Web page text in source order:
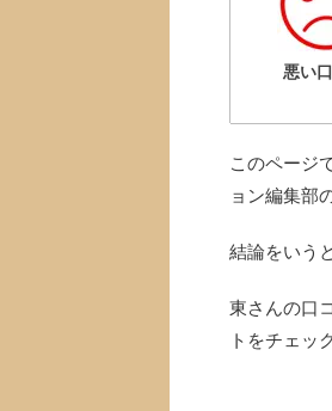
悪い
このページ
ョン編集部
結論をいうと
東さんの口
トをチェッ